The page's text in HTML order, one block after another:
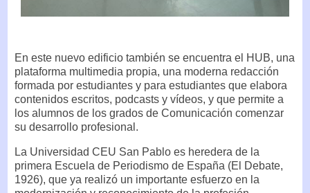
En este nuevo edificio también se encuentra el HUB, una
plataforma multimedia propia, una moderna redacción
formada por estudiantes y para estudiantes que elabora
contenidos escritos, podcasts y vídeos, y que permite a
los alumnos de los grados de Comunicación comenzar
su desarrollo profesional.
La Universidad CEU San Pablo es heredera de la
primera Escuela de Periodismo de España (El Debate,
1926), que ya realizó un importante esfuerzo en la